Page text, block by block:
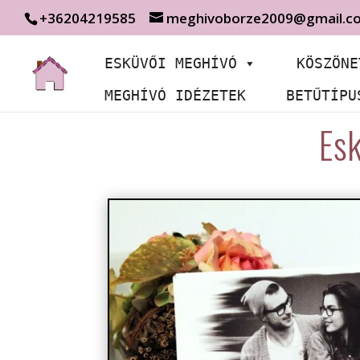
+36204219585
ESKÜVŐI MEGHÍVÓ
MEGHÍVÓ IDÉZETEK